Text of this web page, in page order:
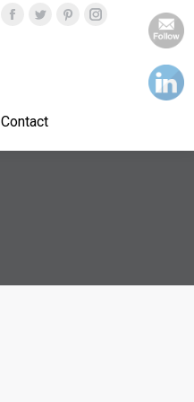
Contact